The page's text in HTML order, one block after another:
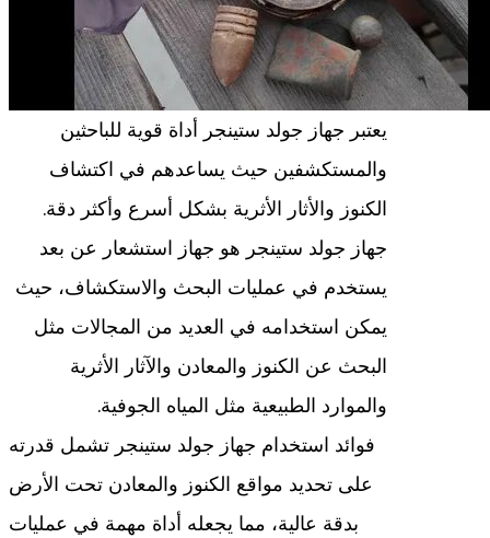
يعتبر جهاز جولد ستينجر أداة قوية للباحثين
والمستكشفين حيث يساعدهم في اكتشاف
الكنوز والأثار الأثرية بشكل أسرع وأكثر دقة.
جهاز جولد ستينجر هو جهاز استشعار عن بعد
يستخدم في عمليات البحث والاستكشاف، حيث
يمكن استخدامه في العديد من المجالات مثل
البحث عن الكنوز والمعادن والآثار الأثرية
والموارد الطبيعية مثل المياه الجوفية.
فوائد استخدام جهاز جولد ستينجر تشمل قدرته
على تحديد مواقع الكنوز والمعادن تحت الأرض
بدقة عالية، مما يجعله أداة مهمة في عمليات